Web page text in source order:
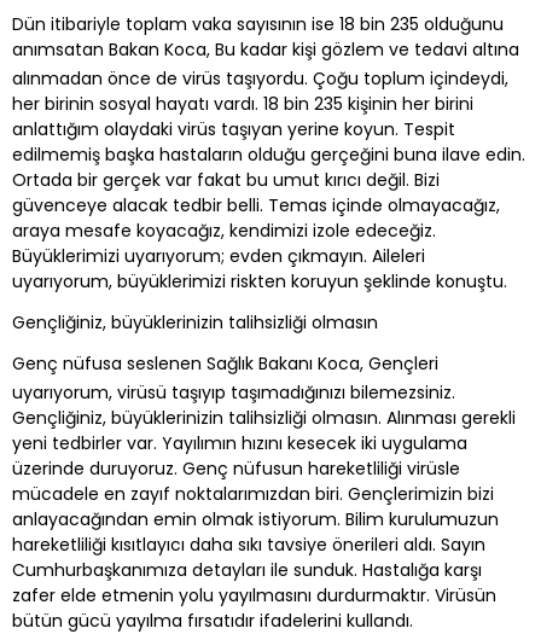
Dün itibariyle toplam vaka sayısının ise 18 bin 235 olduğunu
anımsatan Bakan Koca, Bu kadar kişi gözlem ve tedavi altına
alınmadan önce de virüs taşıyordu. Çoğu toplum içindeydi,
her birinin sosyal hayatı vardı. 18 bin 235 kişinin her birini
anlattığım olaydaki virüs taşıyan yerine koyun. Tespit
edilmemiş başka hastaların olduğu gerçeğini buna ilave edin.
Ortada bir gerçek var fakat bu umut kırıcı değil. Bizi
güvenceye alacak tedbir belli. Temas içinde olmayacağız,
araya mesafe koyacağız, kendimizi izole edeceğiz.
Büyüklerimizi uyarıyorum; evden çıkmayın. Aileleri
uyarıyorum, büyüklerimizi riskten koruyun şeklinde konuştu.
Gençliğiniz, büyüklerinizin talihsizliği olmasın
Genç nüfusa seslenen Sağlık Bakanı Koca, Gençleri
uyarıyorum, virüsü taşıyıp taşımadığınızı bilemezsiniz.
Gençliğiniz, büyüklerinizin talihsizliği olmasın. Alınması gerekli
yeni tedbirler var. Yayılımın hızını kesecek iki uygulama
üzerinde duruyoruz. Genç nüfusun hareketliliği virüsle
mücadele en zayıf noktalarımızdan biri. Gençlerimizin bizi
anlayacağından emin olmak istiyorum. Bilim kurulumuzun
hareketliliği kısıtlayıcı daha sıkı tavsiye önerileri aldı. Sayın
Cumhurbaşkanımıza detayları ile sunduk. Hastalığa karşı
zafer elde etmenin yolu yayılmasını durdurmaktır. Virüsün
bütün gücü yayılma fırsatıdır ifadelerini kullandı.